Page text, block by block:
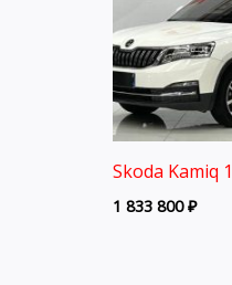
Skoda Kamiq
1 833 800₽